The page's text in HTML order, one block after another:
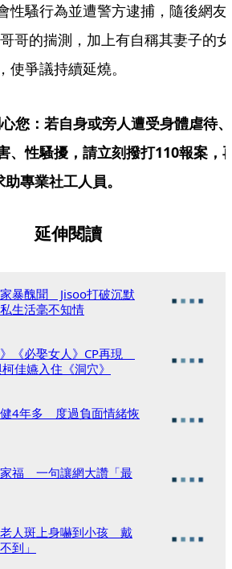
性騷行為並遭警方逮捕，隨後網友
哥的揣測，加上有自稱其妻子的女
爭議持續延燒。
您：若自身或旁人遭受身體虐待、
、性騷擾，請立刻撥打110報案，
專業社工人員。
延伸閱讀
暴醜聞 Jisoo打破沉默
生活毫不知情
》《必娶女人》CP再現
佳嬿入住《洞穴》
4年多 度過負面情緒恢
福 一句讓網大讚「最
人斑上身嚇到小孩 戴
到」